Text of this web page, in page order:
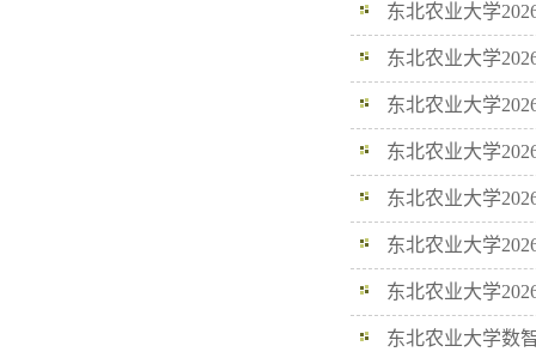
东北农业大学
成绩公示
东北农业大学
东北农业大学
公示东北农业大学
东北农业大学
东北农业大学
东北农业大学
单及笔试成绩公示
东北农业大学数